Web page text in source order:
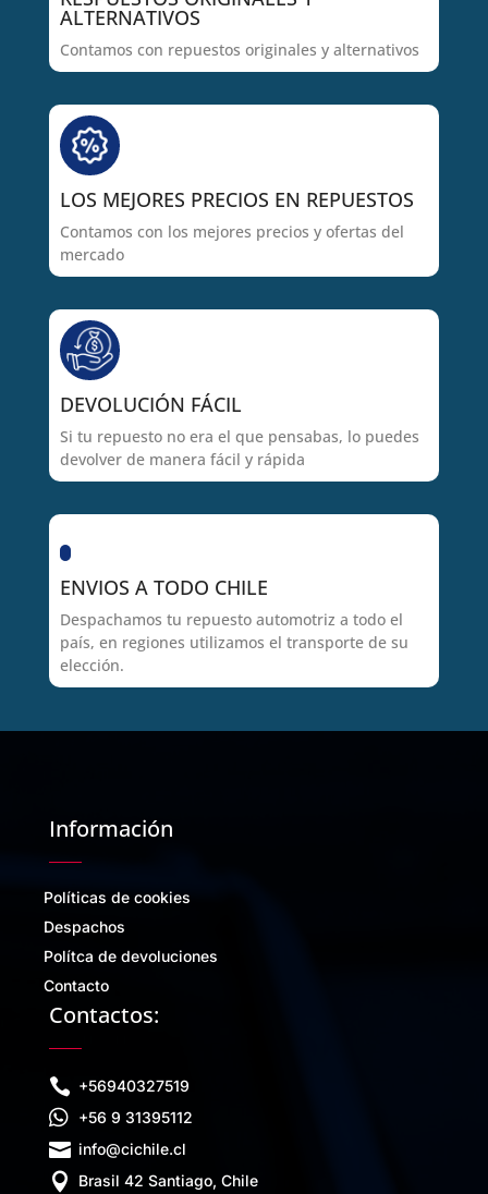
ALTERNATIVOS
Contamos con repuestos originales y alternativos
LOS MEJORES PRECIOS EN REPUESTOS
Contamos con los mejores precios y ofertas del
mercado
DEVOLUCIÓN FÁCIL
Si tu repuesto no era el que pensabas, lo puedes
devolver de manera fácil y rápida
ENVIOS A TODO CHILE
Despachamos tu repuesto automotriz a todo el
país, en regiones utilizamos el transporte de su
elección.
Información
Políticas de cookies
Despachos
Polítca de devoluciones
Contacto
Contactos:
 +56940327519
 +56 9 31395112
 info@cichile.cl
 Brasil 42 Santiago, Chile